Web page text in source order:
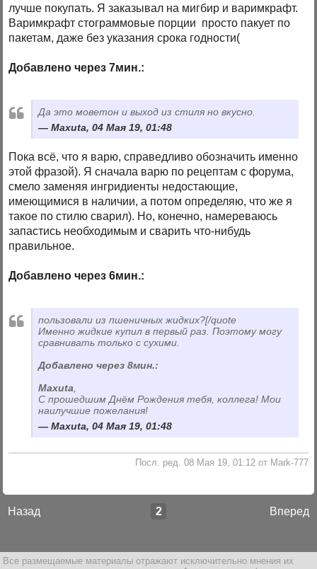
лучше покупать. Я заказывал на мигбир и варимкрафт.
Варимкрафт стограммовые порции просто пакует по
пакетам, даже без указания срока годности(
Добавлено через 7мин.:
Да это моветон и выход из стиля но вкусно.
Maxuta, 04 Мая 19, 01:48
Пока всё, что я варю, справедливо обозначить именно
этой фразой). Я сначала варю по рецептам с форума,
смело заменяя ингридиенты недостающие,
имеющимися в наличии, а потом определяю, что же я
такое по стилю сварил). Но, конечно, намереваюсь
запастись необходимым и сварить что-нибудь
правильное.
Добавлено через 6мин.:
пользовали из пшеничных жидких?[/quote
Именно жидкие купил в первый раз. Поэтому могу
сравнивать только с сухими.
Добавлено через 8мин.:
Maxuta
С прошедшим Днём Рождения тебя, коллега! Мои
наилучшие пожелания!
Maxuta, 04 Мая 19, 01:48
Посл. ред. 08 Мая 19, 01:12 от Mark-777
Назад Вперед
2
Все размещаемые материалы отражают исключительно мнения их